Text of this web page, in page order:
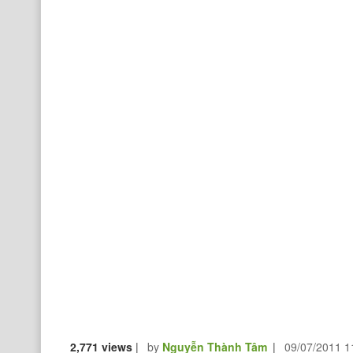
2,771 views | by Nguyễn Thành Tâm | 09/07/2011